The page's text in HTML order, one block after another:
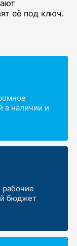
её под ключ.
в наличии и
бюджет